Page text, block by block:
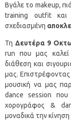
Βγάλε το makeup,
training outfit και
σχεδιασμένη
ΤηΔευτέρα 9
run που μας καλεί
διάθεση και
μας.
μουσική να μας
dance session που
χορογράφος &
μοναδικά την κίνηση